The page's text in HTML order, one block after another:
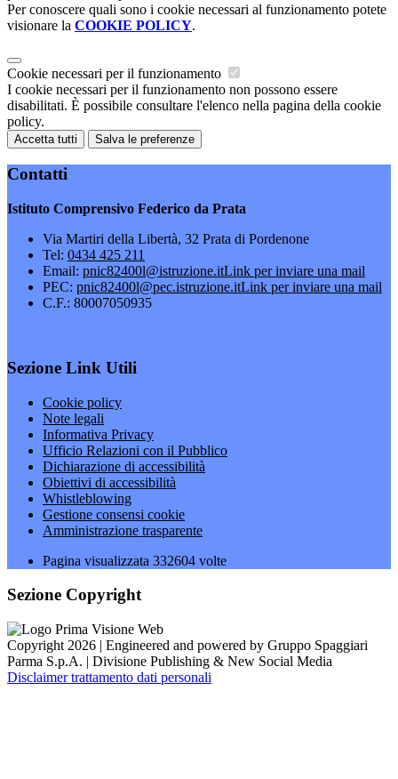
Per conoscere quali sono i cookie necessari al funzionamento potete
visionare la COOKIE POLICY.
Cookie necessari per il funzionamento
I cookie necessari per il funzionamento non possono essere
disabilitati. È possibile consultare l'elenco nella pagina della cookie
policy.
Accetta tutti Salva le preferenze
Contatti
Istituto Comprensivo Federico da Prata
Via Martiri della Libertà, 32 Prata di Pordenone
Tel: 0434 425 211
Email: pnic82400l@istruzione.itLink per inviare una mail
PEC: pnic82400l@pec.istruzione.itLink per inviare una mail
C.F.: 80007050935
Sezione Link Utili
Cookie policy
Note legali
Informativa Privacy
Ufficio Relazioni con il Pubblico
Dichiarazione di accessibilità
Obiettivi di accessibilità
Whistleblowing
Gestione consensi cookie
Amministrazione trasparente
Pagina visualizzata 332604 volte
Sezione Copyright
Copyright 2026 | Engineered and powered by Gruppo Spaggiari
Parma S.p.A. | Divisione Publishing & New Social Media
Disclaimer trattamento dati personali